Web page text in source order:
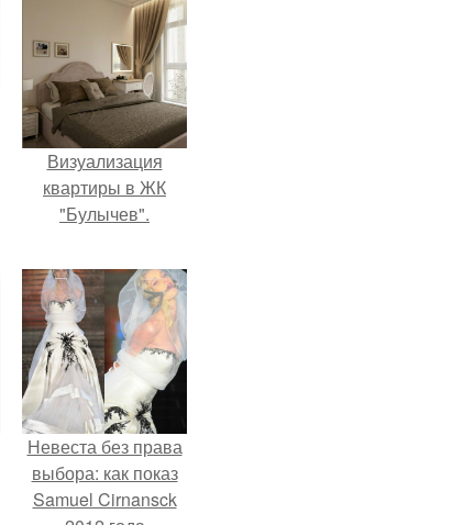
Визуализация
квартиры в ЖК
"Булычев".
Невеста без права
выбора: как показ
Samuel Cirnansck